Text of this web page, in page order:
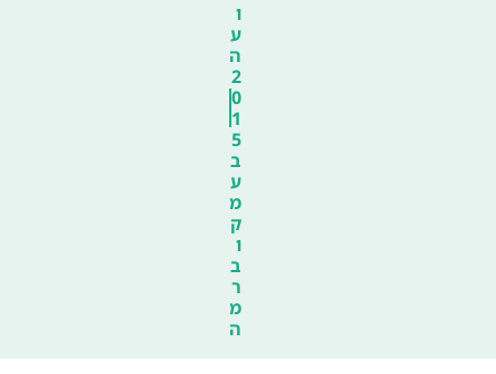
ו
ע
ה
2
0
1
5
ב
ע
מ
ק
ו
ב
ר
מ
ה